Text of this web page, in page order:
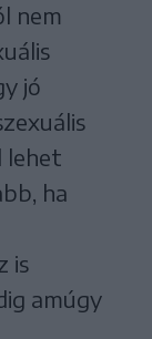
nem
jó
lehet
ha
is
amúgy